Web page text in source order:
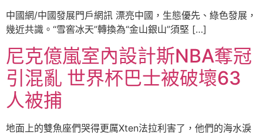
中國網/中國發展門戶網訊 漂亮中國，生態優先、綠色發展，
幾近共識。“雪窖冰天”轉換為“金山銀山”須堅 […]
尼克億嵐室內設計斯NBA奪冠
引混亂 世界杯巴士被破壞63
人被捕
地面上的雙魚座們哭得更厲Xten法拉利害了，他們的海水淚